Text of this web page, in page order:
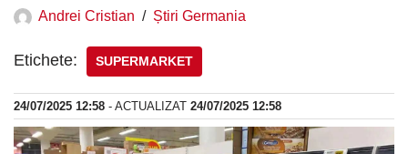
Andrei Cristian Știri Germania
Etichete: SUPERMARKET
24/07/2025 12:58 - ACTUALIZAT 24/07/2025 12:58